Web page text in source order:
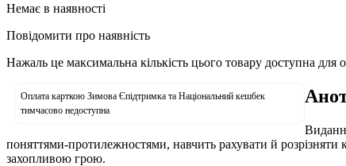
Немає в наявності
Повідомити про наявність
Нажаль це максимальна кількість цього товару доступна для
Оплата карткою Зимова Єпідтримка та Національний кешбек
тимчасово недоступна
поняттями-протилежностями, навчить рахувати й
захопливою грою.